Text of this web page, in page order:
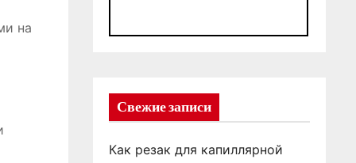
на
Свежие записи
Как резак для капиллярной